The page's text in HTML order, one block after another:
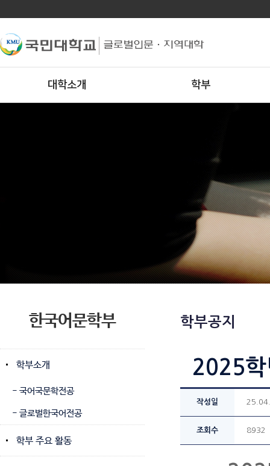
대학소개 학부
한국어문학부
학부소개
- 국어국문학전공
- 글로벌한국어전공
학부 주요 활동
학부공지
2025학
작성일
조회수 8932